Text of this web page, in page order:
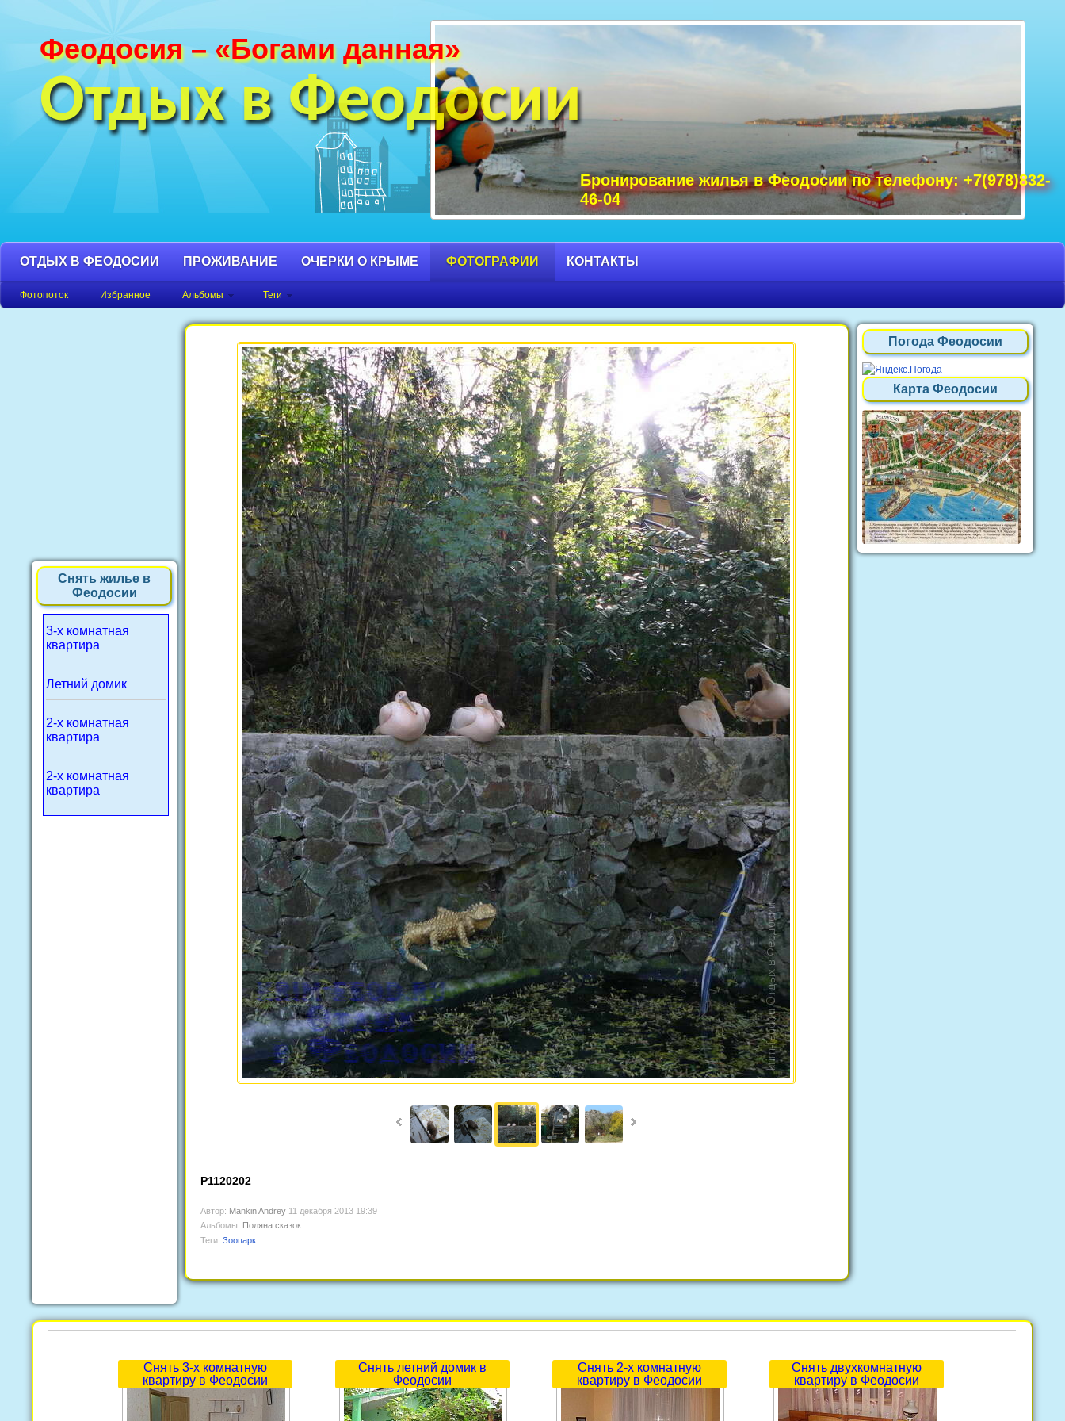
Феодосия – «Богами данная»
Отдых в Феодосии
Бронирование жилья в Феодосии по телефону: +7(978)832-
46-04
Фотографии Феодосии и Крыма. Пляжи Крыма фото, фото горы Крыма, Крым Судак фото, Крым фото Ялта, Крым фото
Феодосия, Орджоникидзе Крым фото, достопримечательности Крыма фото, море Крым фото, фото Нового Света, Крым
фото города, Крым фото Феодосия.
ОТДЫХ В ФЕОДОСИИ ПРОЖИВАНИЕ ОЧЕРКИ О КРЫМЕ ФОТОГРАФИИ КОНТАКТЫ
Фотопоток Избранное Альбомы Теги
Снять жилье в
Феодосии
3-х комнатная
квартира
Летний домик
2-х комнатная
квартира
2-х комнатная
квартира
Погода Феодосии
Карта Феодосии
P1120202
Автор: Mankin Andrey 11 декабря 2013 19:39
Альбомы: Поляна сказок
Теги: Зоопарк
Снять 3-х комнатную
квартиру в Феодосии
Снять летний домик в
Феодосии
Снять 2-х комнатную
квартиру в Феодосии
Снять двухкомнатную
квартиру в Феодосии